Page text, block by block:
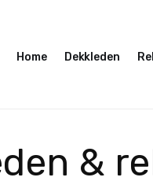
Home Dekkleden
&